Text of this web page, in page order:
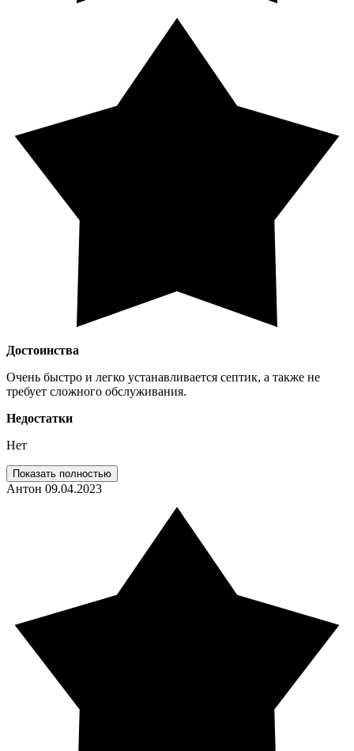
Достоинства
Очень быстро и легко устанавливается септик, а также не
требует сложного обслуживания.
Недостатки
Нет
Показать полностью
Антон 09.04.2023